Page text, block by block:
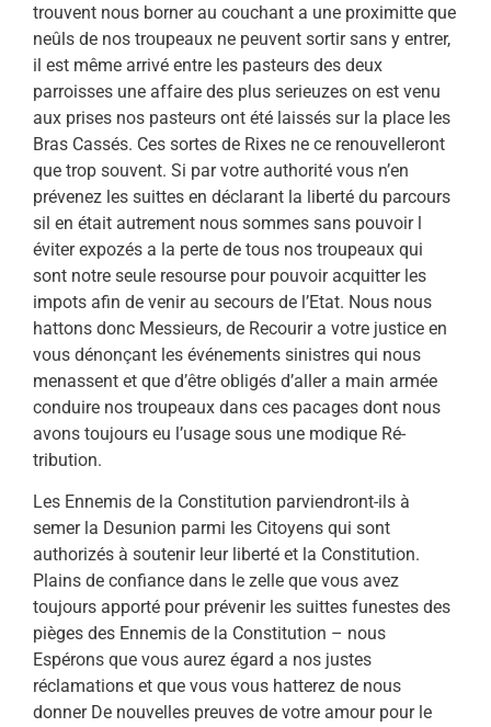
trouvent nous borner au couchant a une proximitte que
neûls de nos troupeaux ne peuvent sortir sans y entrer,
il est même arrivé entre les pas­teurs des deux
parroisses une affaire des plus serieuzes on est venu
aux prises nos pasteurs ont été laissés sur la place les
Bras Cassés. Ces sortes de Rixes ne ce renouvelleront
que trop sou­vent. Si par votre authorité vous n’en
prévenez les suittes en déclarant la liberté du parcours
sil en était autrement nous som­mes sans pouvoir l
éviter expozés a la perte de tous nos trou­peaux qui
sont notre seule resourse pour pouvoir acquitter les
impots afin de venir au secours de l’Etat. Nous nous
hattons donc Messieurs, de Recourir a votre justice en
vous dénonçant les événements sinistres qui nous
menassent et que d’être obli­gés d’aller a main armée
conduire nos troupeaux dans ces paca­ges dont nous
avons toujours eu l’usage sous une modique Ré­
tribution.
Les Ennemis de la Constitution parviendront-ils à
semer la Desunion parmi les Citoyens qui sont
authorizés à soutenir leur liberté et la Constitution.
Plains de confiance dans le zelle que vous avez
toujours apporté pour prévenir les suittes funestes des
pièges des Ennemis de la Constitution – nous
Espérons que vous aurez égard a nos justes
réclamations et que vous vous hatterez de nous
donner De nouvelles preuves de votre amour pour le